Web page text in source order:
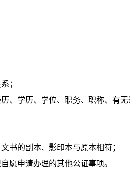
；
学历、学位、职务、职称、有无
的副本、影印本与原本相符；
申请办理的其他公证事项。